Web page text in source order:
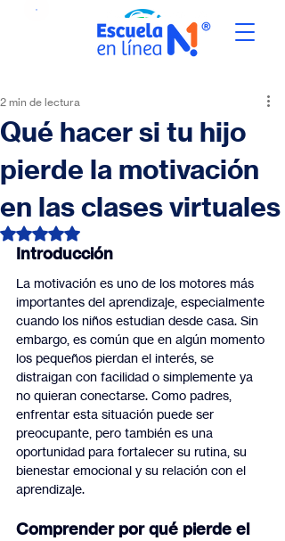
Qué hacer si tu hijo
pierde la motivación
en las clases virtuales
2 min de lectura
Obtuvo NaN de 5 estrellas.
Introducción
La motivación es uno de los motores más
importantes del aprendizaje, especialmente
cuando los niños estudian desde casa. Sin
embargo, es común que en algún momento
los pequeños pierdan el interés, se
distraigan con facilidad o simplemente ya
no quieran conectarse. Como padres,
enfrentar esta situación puede ser
preocupante, pero también es una
oportunidad para fortalecer su rutina, su
bienestar emocional y su relación con el
aprendizaje.
Comprender por qué pierde el